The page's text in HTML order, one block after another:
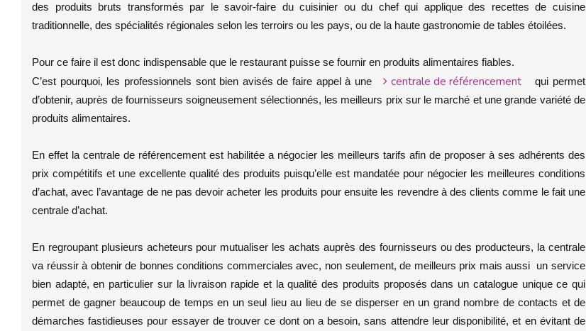
des produits bruts transformés par le savoir-faire du cuisinier ou du chef qui applique des recettes de cuisine
traditionnelle, des spécialités régionales selon les terroirs ou les pays, ou de la haute gastronomie de tables étoilées.
Pour ce faire il est donc indispensable que le restaurant puisse se fournir en produits alimentaires fiables.
C’est pourquoi, les professionnels sont bien avisés de faire appel à une
centrale de référencement
qui permet
d’obtenir, auprès de fournisseurs soigneusement sélectionnés, les meilleurs prix sur le marché et une grande variété de
produits alimentaires.
En effet la centrale de référencement est habilitée a négocier les meilleurs tarifs afin de proposer à ses adhérents des
prix compétitifs et une excellente qualité des produits puisqu’elle est mandatée pour négocier les meilleures conditions
d’achat, avec l’avantage de ne pas devoir acheter les produits pour ensuite les revendre à des clients comme le fait une
centrale d’achat.
En regroupant plusieurs acheteurs pour mutualiser les achats auprès des fournisseurs ou des producteurs, la centrale
va réussir à obtenir de bonnes conditions commerciales avec, non seulement, de meilleurs prix mais aussi un service
bien adapté, en particulier sur la livraison rapide et la qualité des produits proposés dans un catalogue unique ce qui
permet de gagner beaucoup de temps en un seul lieu au lieu de se disperser en un grand nombre de contacts et de
démarches fastidieuses pour essayer de trouver ce dont on a besoin, sans attendre leur disponibilité, et en évitant de